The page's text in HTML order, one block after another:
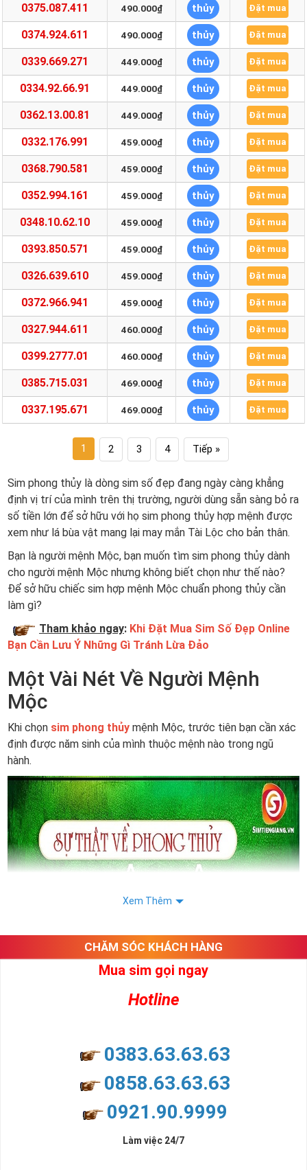
0375.087.411 490.000₫ thủy Đặt mua
0374.924.611 490.000₫ thủy Đặt mua
0339.669.271 449.000₫ thủy Đặt mua
0334.92.66.91 449.000₫ thủy Đặt mua
0362.13.00.81 449.000₫ thủy Đặt mua
0332.176.991 459.000₫ thủy Đặt mua
0368.790.581 459.000₫ thủy Đặt mua
0352.994.161 459.000₫ thủy Đặt mua
0348.10.62.10 459.000₫ thủy Đặt mua
0393.850.571 459.000₫ thủy Đặt mua
0326.639.610 459.000₫ thủy Đặt mua
0372.966.941 459.000₫ thủy Đặt mua
0327.944.611 460.000₫ thủy Đặt mua
0399.2777.01 460.000₫ thủy Đặt mua
0385.715.031 469.000₫ thủy Đặt mua
0337.195.671 469.000₫ thủy Đặt mua
1 2 3 4 Tiếp »
Sim phong thủy là dòng sim số đẹp đang ngày càng khẳng
định vị trí của mình trên thị trường, người dùng sẵn sàng bỏ ra
số tiền lớn để sở hữu với họ sim phong thủy hợp mệnh được
xem như lá bùa vật mang lại may mắn Tài Lộc cho bản thân.
Bạn là người mệnh Mộc, bạn muốn tìm sim phong thủy dành
cho người mệnh Mộc nhưng không biết chọn như thế nào?
Để sở hữu chiếc sim hợp mệnh Mộc chuẩn phong thủy cần
làm gì?
Tham khảo ngay: Khi Đặt Mua Sim Số Đẹp Online
Bạn Cần Lưu Ý Những Gì Tránh Lừa Đảo
Một Vài Nét Về Người Mệnh
Mộc
Khi chọn sim phong thủy mệnh Mộc, trước tiên bạn cần xác
định được năm sinh của mình thuộc mệnh nào trong ngũ
hành.
Người Mệnh Môc Nên Chọn Sim Như Thế Nào?
Xem Thêm
CHĂM SÓC KHÁCH HÀNG
Mua sim gọi ngay
Hotline
0383.63.63.63
0858.63.63.63
0921.90.9999
Làm việc 24/7